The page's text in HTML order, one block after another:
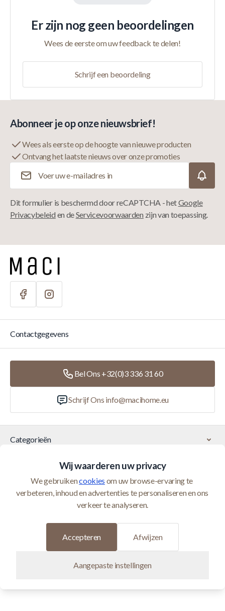
Er zijn nog geen beoordelingen
Wees de eerste om uw feedback te delen!
Schrijf een beoordeling
Wij waarderen uw privacy
We gebruiken cookies om uw browse-ervaring te
verbeteren, inhoud en advertenties te personaliseren en ons
verkeer te analyseren.
Afwijzen
Aangepaste instellingen
Accepteren
Abonneer je op onze nieuwsbrief!
Wees als eerste op de hoogte van nieuwe producten
Ontvang het laatste nieuws over onze promoties
Dit formulier is beschermd door reCAPTCHA - hetGoogle
Privacybeleid en deServicevoorwaarden zijn van toepassing.
Categorieën
Contactgegevens
Bel Ons +32(0)3 336 31 60
Schrijf Ons info@macihome.eu
© 2026 Maci Home wordt beheerd door Homeshop BV (BTW